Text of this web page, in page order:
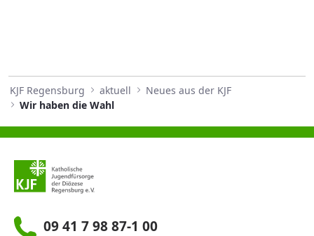
KJF Regensburg aktuell
Neues aus der KJF
Wir haben die Wahl
09 41 7 98 87-1 00